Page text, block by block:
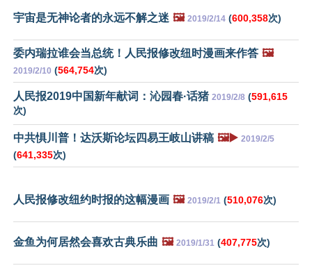
宇宙是无神论者的永远不解之迷 🖼️ 2019/2/14 (600,358次)
委内瑞拉谁会当总统！人民报修改纽时漫画来作答 🖼️
2019/2/10 (564,754次)
人民报2019中国新年献词：沁园春·话猪 2019/2/8 (591,615
次)
中共惧川普！达沃斯论坛四易王岐山讲稿 🖼️▶️ 2019/2/5
(641,335次)
人民报修改纽约时报的这幅漫画 🖼️ 2019/2/1 (510,076次)
金鱼为何居然会喜欢古典乐曲 🖼️ 2019/1/31 (407,775次)